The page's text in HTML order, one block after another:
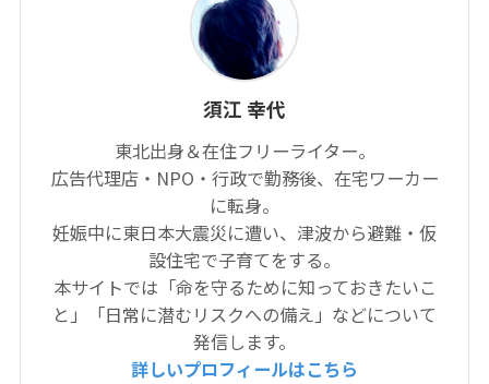
須江 幸代
東北出身＆在住フリーライター。
広告代理店・NPO・行政で勤務後、在宅ワーカー
に転身。
妊娠中に東日本大震災に遭い、津波から避難・仮
設住宅で子育てをする。
本サイトでは「命を守るために知っておきたいこ
と」「日常に潜むリスクへの備え」などについて
発信します。
詳しいプロフィールはこちら